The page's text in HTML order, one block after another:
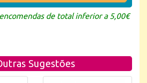
de total inferior a 5,00€
Sugestões